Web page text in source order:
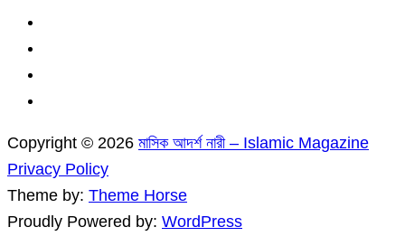
Copyright © 2026 মাসিক আদর্শ নারী – Islamic Magazine
Privacy Policy
Theme by: Theme Horse
Proudly Powered by: WordPress